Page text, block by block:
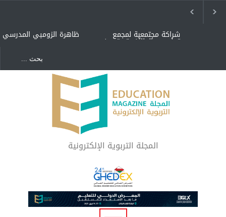
ظاهرة الزومبي المدرسي شراكة مجتمعية لمجمع
تعليمي بالطائف تستهدف
"كنت أنضرب ومافيني إلا
العافية" هل هذا مبرر
لاستمرار أسلوب التربية
المتوارث؟
لماذا تعد برامج توعية الأطفال
بخصوصية الجسد وقاية لا
فضول؟
المجلة التربوية الإلكترونية